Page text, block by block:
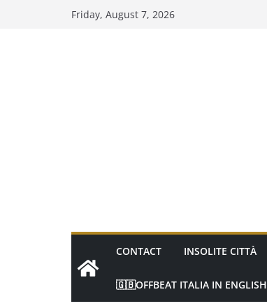
Friday, August 7, 2026
CONTACT INSOLITE CITTÀ
🇬🇧OFFBEAT ITALIA IN ENGLISH